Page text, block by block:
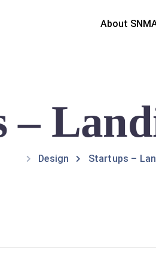
About
–
Design Startups –